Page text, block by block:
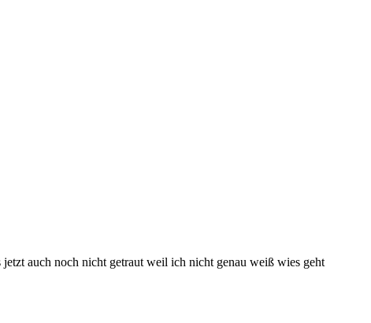
auch noch nicht getraut weil ich nicht genau weiß wies geht